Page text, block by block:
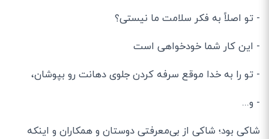
- تو اصلاً به فکر سلامت ما نیستی؟
- این کار شما خودخواهی است
- تو را به خدا موقع سرفه کردن جلوی دهانت رو بپوشان،
- و...
شاکی بود؛ شاکی از بیمعرفتی دوستان و همکاران و اینکه